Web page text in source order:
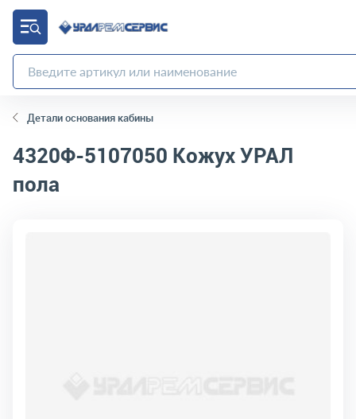
Детали основания кабины
4320Ф-5107050 Кожух УРАЛ
пола